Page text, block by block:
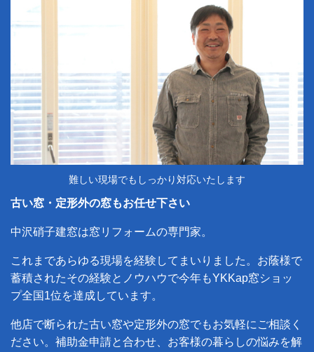
難しい現場でもしっかり対応いたします
古い窓・定形外の窓もお任せ下さい
中沢硝子建窓は窓リフォームの専門家。
これまであらゆる現場を経験してまいりました。お蔭様で
蓄積されたその経験とノウハウで今年もYKKap窓ショッ
プ全国1位を達成しています。
他店で断られた古い窓や定形外の窓でもお気軽にご相談く
ださい。補助金申請と合わせ、お客様の暮らしの悩みを解